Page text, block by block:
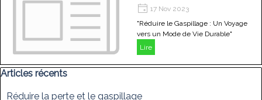
17 Nov 2023
"Réduire le Gaspillage : Un Voyage
vers un Mode de Vie Durable"
Lire
Sauter le bloc Articles récents
Articles récents
Réduire la perte et le gaspillage